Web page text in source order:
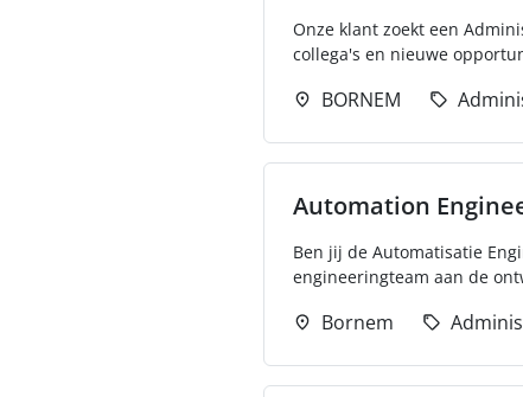
Onze klant zoekt een
collega's en nieuwe
BORNEM
Automation
Ben jij de Automatisatie
engineeringteam aan de
Bornem